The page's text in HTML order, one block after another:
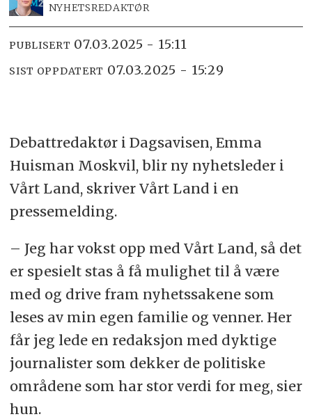
NYHETSREDAKTØR
PUBLISERT 07.03.2025 - 15:11
SIST OPPDATERT 07.03.2025 - 15:29
Debattredaktør i Dagsavisen, Emma
Huisman Moskvil, blir ny nyhetsleder i
Vårt Land, skriver Vårt Land i en
pressemelding.
– Jeg har vokst opp med Vårt Land, så det
er spesielt stas å få mulighet til å være
med og drive fram nyhetssakene som
leses av min egen familie og venner. Her
får jeg lede en redaksjon med dyktige
journalister som dekker de politiske
områdene som har stor verdi for meg, sier
hun.